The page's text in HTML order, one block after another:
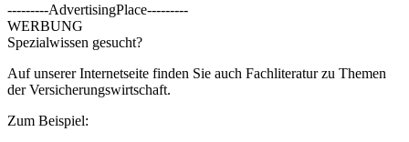
---------AdvertisingPlace---------
WERBUNG
Spezialwissen gesucht?
Auf unserer Internetseite finden Sie auch Fachliteratur zu Themen
der Versicherungswirtschaft.
Zum Beispiel: